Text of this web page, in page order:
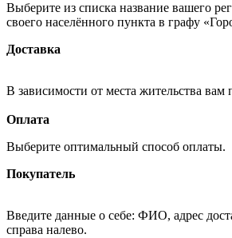
Выберите из списка название вашего
своего населённого пункта в графу
Доставка
В зависимости от места жительства
Оплата
Выберите оптимальный способ оплаты.
Покупатель
Введите данные о себе: ФИО, адрес
справа налево.